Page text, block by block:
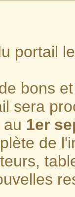
portail
bons
sera
1er
de